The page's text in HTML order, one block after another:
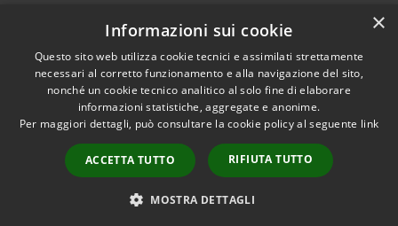
RSS
Accessibilità
Privacy
Mappa del sito
Dichiarazione di
accessibilità• Copyright ©
2021 • Comune di Mirano
• Powered by
Municipium•
Accesso
redazione
×
Informazioni sui cookie
Questo sito web utilizza cookie tecnici e assimilati strettamente
necessari al corretto funzionamento e alla navigazione del sito,
nonché un cookie tecnico analitico al solo fine di elaborare
informazioni statistiche, aggregate e anonime.
Per maggiori dettagli, può consultare la cookie policy al seguente link
ACCETTA TUTTO RIFIUTA TUTTO
MOSTRA DETTAGLI